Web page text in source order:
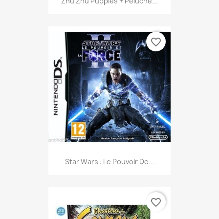
Star Wars : Le Pouvoir De...
favorite_border
favorite_border